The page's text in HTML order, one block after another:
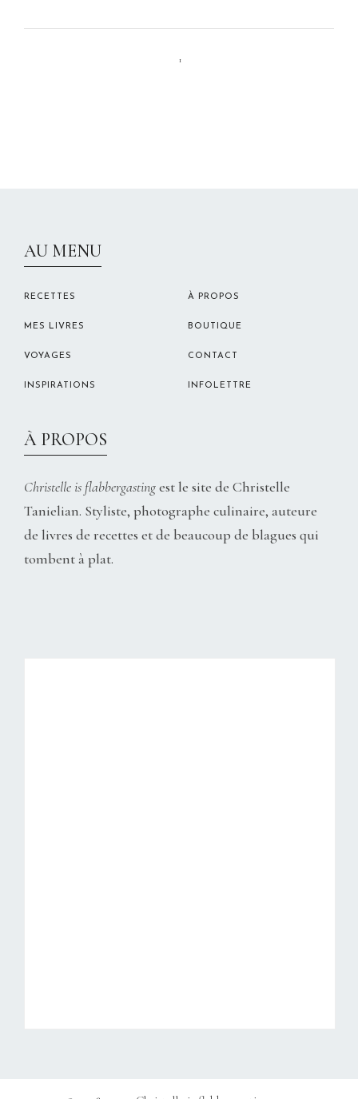
1
AU MENU
RECETTES
MES LIVRES
VOYAGES
INSPIRATIONS
À PROPOS
BOUTIQUE
CONTACT
INFOLETTRE
À PROPOS
Christelle is flabbergastingest le site de Christelle
Tanielian. Styliste, photographe culinaire, auteure
de livres de recettes et de beaucoup de blagues qui
tombent à plat.